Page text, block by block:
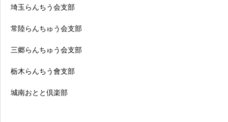
埼玉らんちう会支部
常陸らんちゅう会支部
三郷らんちゅう会支部
栃木らんちう會支部
城南おとと倶楽部